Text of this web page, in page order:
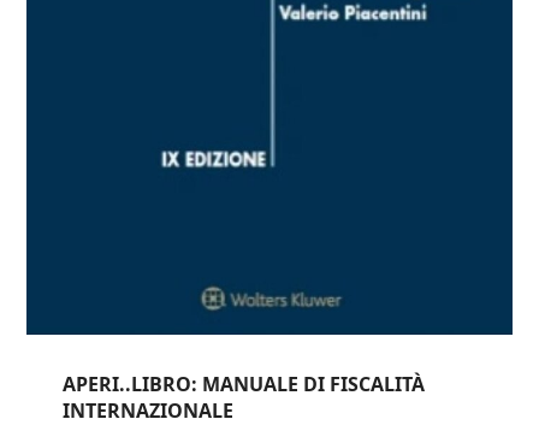
APERI..LIBRO: MANUALE DI FISCALITÀ
INTERNAZIONALE